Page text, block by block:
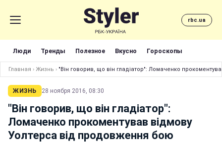
rbc.ua
Люди Тренды Полезное Вкусно Гороскопы
Главная › Жизнь › "Він говорив, що він гладіатор": Ломаченко
ЖИЗНЬ 28 ноября 2016, 08:30
"Він говорив, що він гладіатор":
Ломаченко прокоментував відмову
Уолтерса від продовження бою